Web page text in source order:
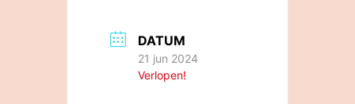
DATUM
21 jun 2024
Verlopen!